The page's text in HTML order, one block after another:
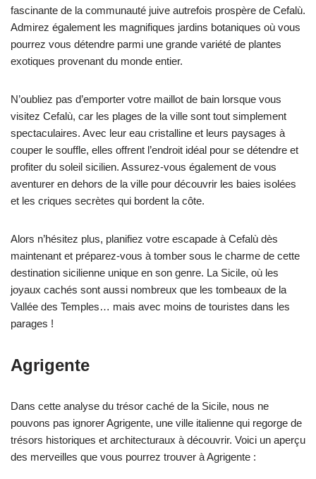
fascinante de la communauté juive autrefois prospère de Cefalù.
Admirez également les magnifiques jardins botaniques où vous
pourrez vous détendre parmi une grande variété de plantes
exotiques provenant du monde entier.
N’oubliez pas d’emporter votre maillot de bain lorsque vous
visitez Cefalù, car les plages de la ville sont tout simplement
spectaculaires. Avec leur eau cristalline et leurs paysages à
couper le souffle, elles offrent l’endroit idéal pour se détendre et
profiter du soleil sicilien. Assurez-vous également de vous
aventurer en dehors de la ville pour découvrir les baies isolées
et les criques secrètes qui bordent la côte.
Alors n’hésitez plus, planifiez votre escapade à Cefalù dès
maintenant et préparez-vous à tomber sous le charme de cette
destination sicilienne unique en son genre. La Sicile, où les
joyaux cachés sont aussi nombreux que les tombeaux de la
Vallée des Temples… mais avec moins de touristes dans les
parages !
Agrigente
Dans cette analyse du trésor caché de la Sicile, nous ne
pouvons pas ignorer Agrigente, une ville italienne qui regorge de
trésors historiques et architecturaux à découvrir. Voici un aperçu
des merveilles que vous pourrez trouver à Agrigente :